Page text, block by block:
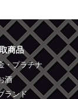
商品
・プラチナ
酒
ランド